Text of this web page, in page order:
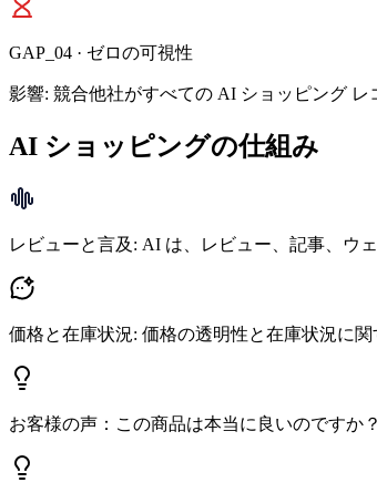
GAP_ 04 · ゼロの可視性
影響: 競合他社がすべての AI ショッピング レ
AI ショッピングの仕組み
レビューと言及: AI は、レビュー、記事、ウ
価格と在庫状況: 価格の透明性と在庫状況に
お客様の声：この商品は本当に良いのですか